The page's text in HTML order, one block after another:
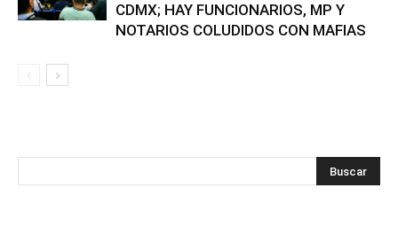
CDMX; HAY FUNCIONARIOS, MP Y
NOTARIOS COLUDIDOS CON MAFIAS